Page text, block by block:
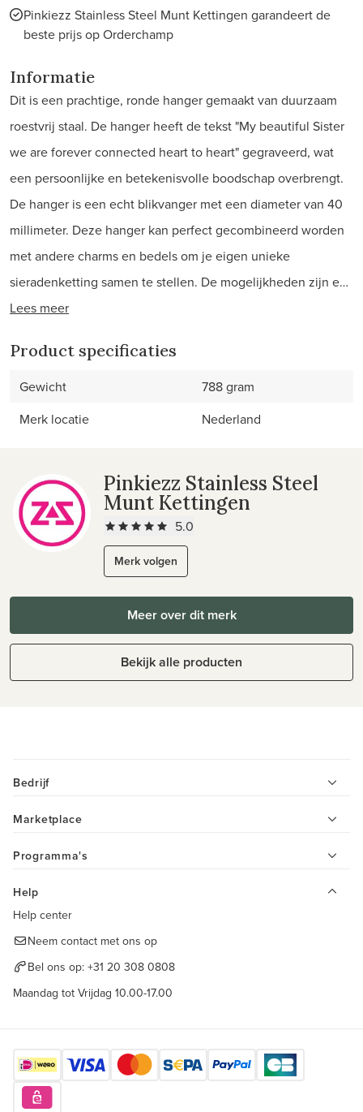
Pinkiezz Stainless Steel Munt Kettingen garandeert de
beste prijs op Orderchamp
Informatie
Dit is een prachtige, ronde hanger gemaakt van duurzaam
roestvrij staal. De hanger heeft de tekst "My beautiful Sister
we are forever connected heart to heart" gegraveerd, wat
een persoonlijke en betekenisvolle boodschap overbrengt.
De hanger is een echt blikvanger met een diameter van 40
millimeter. Deze hanger kan perfect gecombineerd worden
met andere charms en bedels om je eigen unieke
sieradenketting samen te stellen. De mogelijkheden zijn e…
Lees meer
Product specificaties
Gewicht
788 gram
Merk locatie
Nederland
Pinkiezz Stainless Steel
Munt Kettingen
5.0
Merk volgen
Meer over dit merk
Bekijk alle producten
Bedrijf
Marketplace
Programma's
Help
Help center
Neem contact met ons op
Bel ons op: +31 20 308 0808
Maandag tot Vrijdag 10.00-17.00